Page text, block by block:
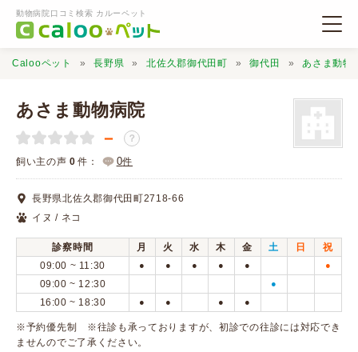
動物病院口コミ検索 カルーペット
動物病院検索
口コミ検索
Calooペットとは？
口コミ投稿
Calooペット 長野県 北佐久郡御代田町 御代田 あさま動物
あさま動物病院
－ ？
飼い主の声 0 件： 0件
長野県北佐久郡御代田町2718-66
イヌ / ネコ
診察時間 月 火 水 木 金 土 日
祝
09:00 ~ 11:30
● ● ● ● ● ●
09:00 ~ 12:30 ●
16:00 ~ 18:30 ● ● ● ●
※予約優先制 ※往診も承っておりますが、初診での往診には対応でき
ませんのでご了承ください。